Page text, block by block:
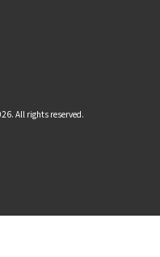
All rights reserved.